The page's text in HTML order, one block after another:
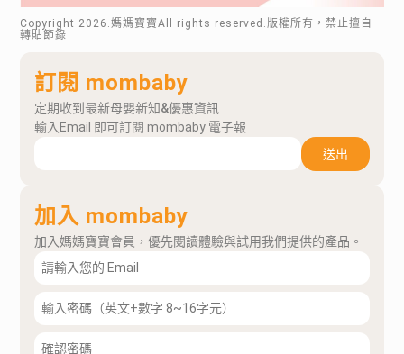
Copyright 2026 .媽媽寶寶All rights reserved.版權所有，禁止擅自
轉貼節錄
訂閱 mombaby
定期收到最新母嬰新知&優惠資訊
輸入Email 即可訂閱 mombaby 電子報
送出
加入 mombaby
加入媽媽寶寶會員，優先閱讀體驗與試用我們提供的產品。